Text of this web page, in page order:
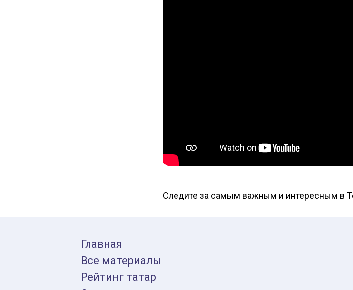
Следите за самым важным и интересным в
Главная
Все материалы
Рейтинг татар